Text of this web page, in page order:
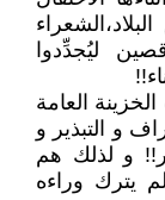
ليُجدِّدوا
العامة
و التبذير و
و لذلك هم
يترك وراءه